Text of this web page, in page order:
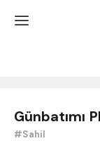
'
Günbatımı
#Sahil